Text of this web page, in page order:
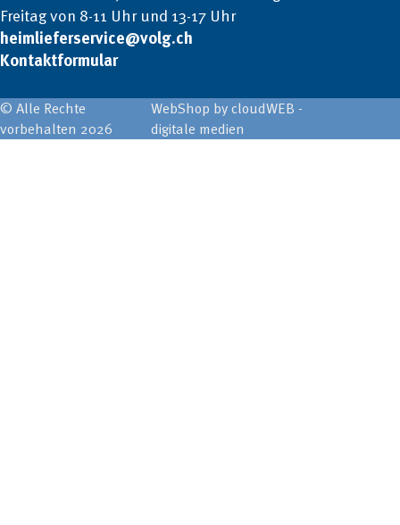
Freitag von 8-11 Uhr und 13-17 Uhr
heimlieferservice@volg.ch
Kontaktformular
© Alle Rechte
vorbehalten 2026
WebShop by cloudWEB -
digitale medien